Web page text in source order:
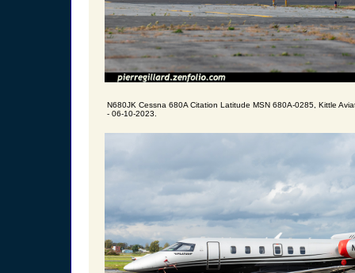
N680JK Cessna 680A Citation Latitude MSN 680A-0285, Kittle
- 06-10-2023.